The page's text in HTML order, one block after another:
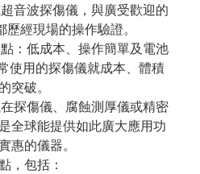
音波探傷儀，與廣受歡迎的
經現場的操作驗證。
：低成本、操作簡單及電池
使用的探傷儀就成本、體積
突破。
探傷儀、腐蝕測厚儀或精密
全球能提供如此廣大應用功
惠的儀器。
，包括：